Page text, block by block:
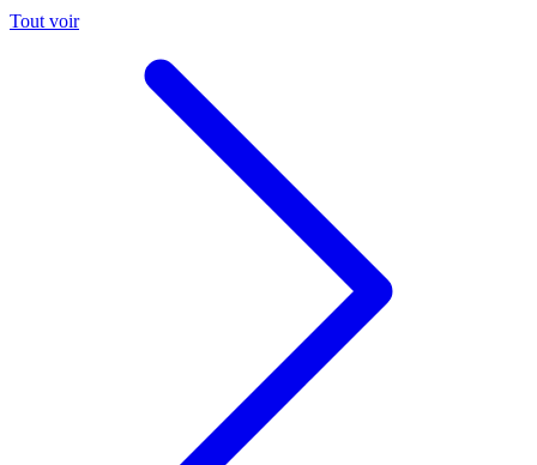
Tout voir